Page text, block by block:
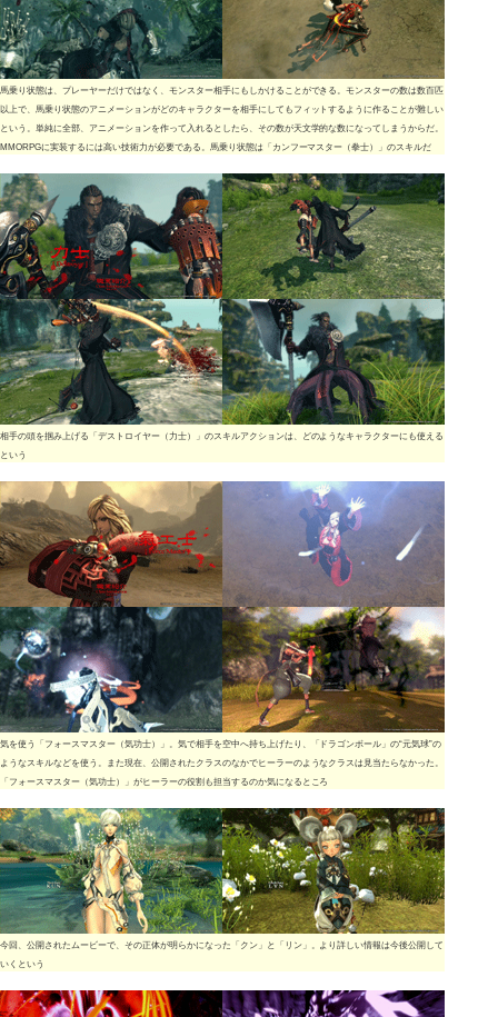
馬乗り状態は、プレーヤーだけではなく、モンスター相手にもしかけることができる。モンスターの数は数百匹
以上で、馬乗り状態のアニメーションがどのキャラクターを相手にしてもフィットするように作ることが難しい
という。単純に全部、アニメーションを作って入れるとしたら、その数が天文学的な数になってしまうからだ。
MMORPGに実装するには高い技術力が必要である。馬乗り状態は「カンフーマスター（拳士）」のスキルだ
相手の頭を掴み上げる「デストロイヤー（力士）」のスキルアクションは、どのようなキャラクターにも使える
という
気を使う「フォースマスター（気功士）」。気で相手を空中へ持ち上げたり、「ドラゴンボール」の“元気球”の
ようなスキルなどを使う。また現在、公開されたクラスのなかでヒーラーのようなクラスは見当たらなかった。
「フォースマスター（気功士）」がヒーラーの役割も担当するのか気になるところ
今回、公開されたムービーで、その正体が明らかになった「クン」と「リン」。より詳しい情報は今後公開して
いくという